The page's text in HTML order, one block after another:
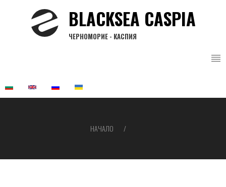
BLACKSEA CASPIA
ЧЕРНОМОРИЕ - КАСПИЯ
НАЧАЛО